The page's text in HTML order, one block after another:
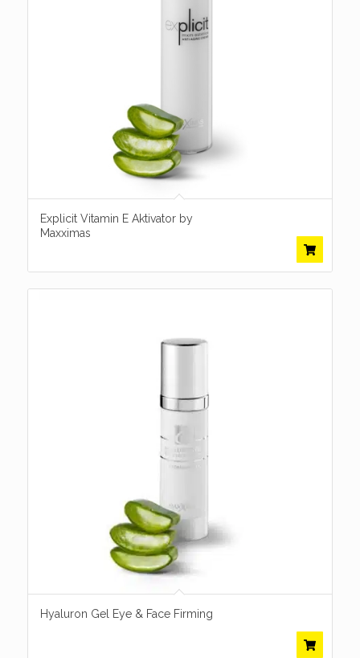
Explicit Vitamin E Aktivator by
Maxximas
Hyaluron Gel Eye & Face Firming